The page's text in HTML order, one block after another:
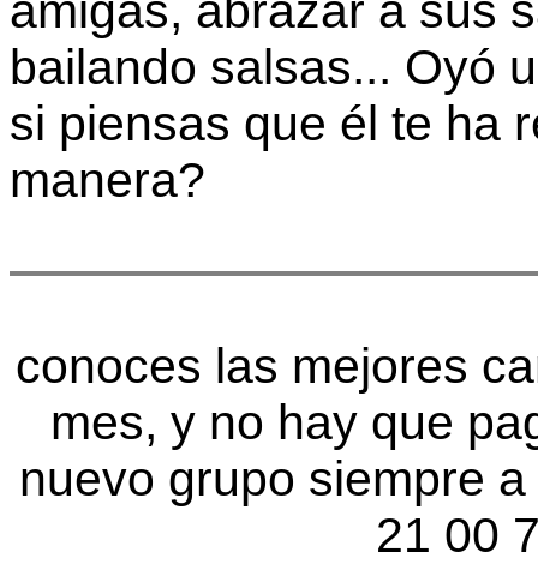
bailando salsas... Oyó
si piensas que él te ha
manera?
conoces las mejores
mes, y no hay que
nuevo grupo siempre
21 00